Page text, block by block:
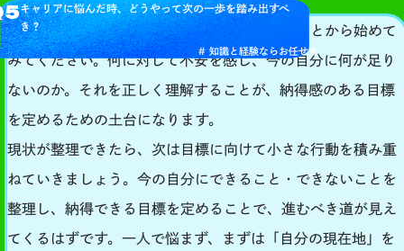
キャリアに悩んだ時、どうやって次の一歩を踏み出すべ
き？
# 知識と経験ならお任せを
まず「自分の現在地」を客観的に見つめ直すことから始めて
みてください。何に対して不安を感じ、今の自分に何が足り
ないのか。それを正しく理解することが、納得感のある目標
を定めるための土台になります。
現状が整理できたら、次は目標に向けて小さな行動を積み重
ねていきましょう。 今の自分にできること・できないことを
整理し、納得できる目標を定めることで、進むべき道が見え
てくるはずです。一人で悩まず、まずは「自分の現在地」を